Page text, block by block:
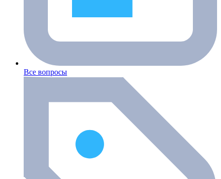
Все вопросы